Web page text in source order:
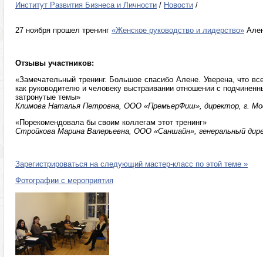
Институт Развития Бизнеса и Личности / Новости /
27 ноября прошел тренинг «Женское руководство и лидерство»
Отзывы участников:
«Замечательный тренинг. Большое спасибо Алене. Уверена, что
как руководителю и человеку выстраивании отношении с
затронутые темы»
Климова Наталья Петровна, ООО «ПремьерФиш», директор, г.
«Порекомендовала бы своим коллегам этот тренинг»
Стройкова Марина Валерьевна, ООО «Саншайн», генеральный
Зарегистрироваться на следующий мастер-класс по этой теме »
Фотографии с мероприятия